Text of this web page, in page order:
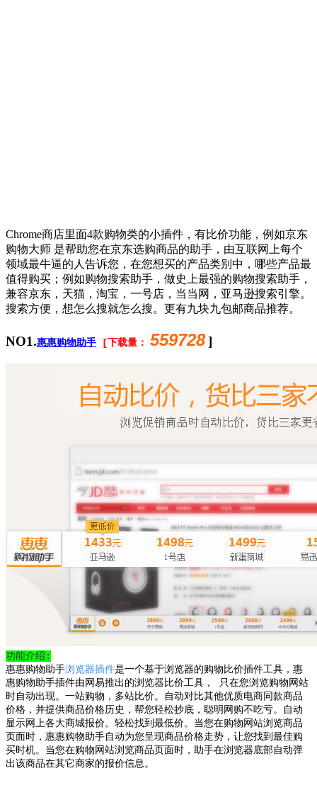
Chrome商店里面4款购物类的小插件，有比价功能，例如京东
购物大师 是帮助您在京东选购商品的助手，由互联网上每个
领域最牛逼的人告诉您，在您想买的产品类别中，哪些产品最
值得购买；例如购物搜索助手，做史上最强的购物搜索助手，
兼容京东，天猫，淘宝，一号店，当当网，亚马逊搜索引擎。
搜索方便，想怎么搜就怎么搜。更有九块九包邮商品推荐。
NO1.惠惠购物助手 [下载量： 559728]
功能介绍:
惠惠购物助手浏览器插件是一个基于浏览器的购物比价插件工具， 惠
惠购物助手插件由网易推出的浏览器比价工具， 只在您浏览购物网站
时自动出现。一站购物，多站比价。自动对比其他优质电商同款商品
价格，并提供商品价格历史，帮您轻松抄底，聪明网购不吃亏。自动
显示网上各大商城报价。轻松找到最低价。 当您在购物网站浏览商品
页面时，惠惠购物助手自动为您呈现商品价格走势，让您找到最佳购
买时机。 当您在购物网站浏览商品页面时，助手在浏览器底部自动弹
出该商品在其它商家的报价信息。